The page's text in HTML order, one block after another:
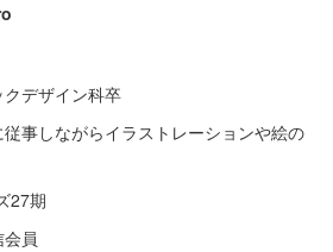
デザイン科卒
事しながらイラストレーションや絵の
27期
員